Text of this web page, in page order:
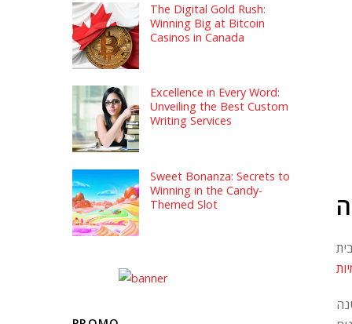
The Digital Gold Rush:
Winning Big at Bitcoin
Casinos in Canada
Excellence in Every Word:
Unveiling the Best Custom
Writing Services
Sweet Bonanza: Secrets to
Winning in the Candy-
Themed Slot